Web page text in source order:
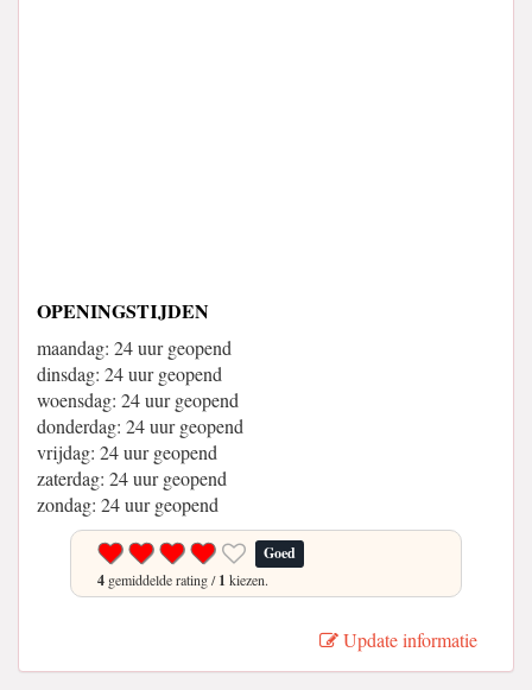
OPENINGSTIJDEN
maandag: 24 uur geopend
dinsdag: 24 uur geopend
woensdag: 24 uur geopend
donderdag: 24 uur geopend
vrijdag: 24 uur geopend
zaterdag: 24 uur geopend
zondag: 24 uur geopend
Goed
4 gemiddelde rating /1 kiezen.
Update informatie